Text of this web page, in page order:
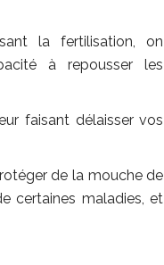
la fertilisation, on
à repousser les
faisant délaisser vos
de la mouche de
certaines maladies, et